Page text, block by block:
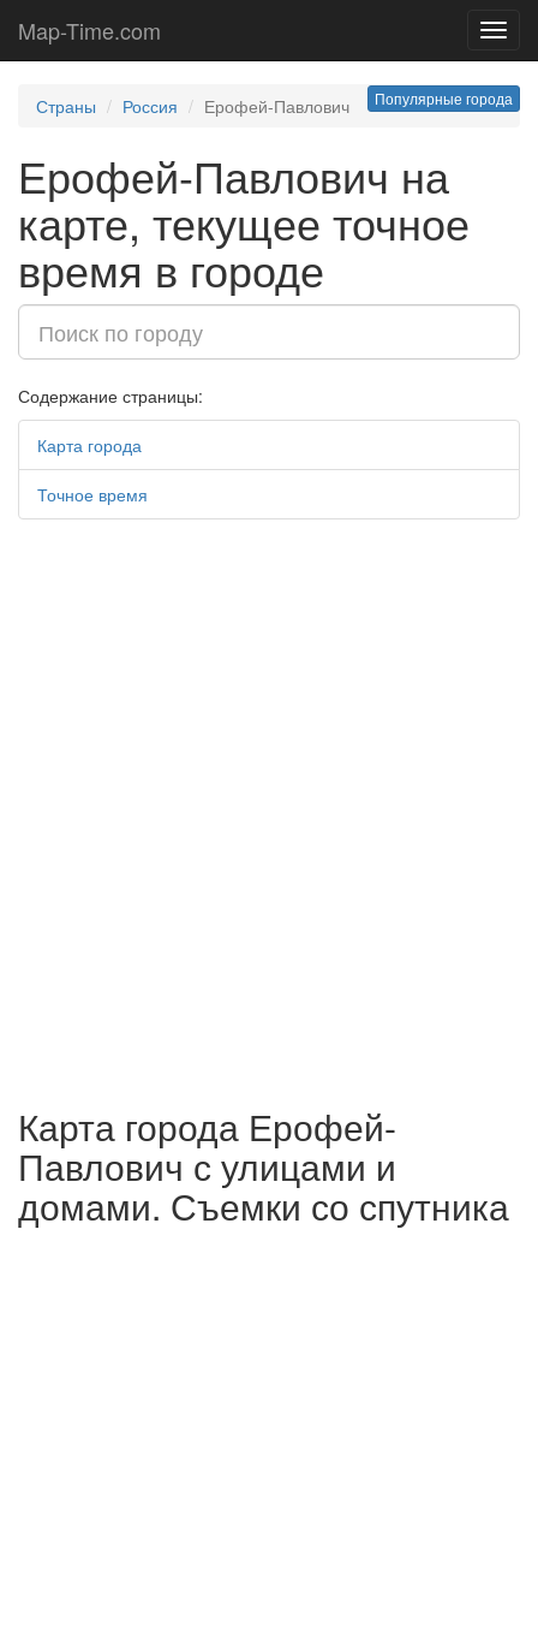
Map-Time.com
Популярные города
Страны Россия Ерофей-Павлович
Ерофей-Павлович на
карте, текущее точное
время в городе
Содержание страницы:
Карта города
Точное время
Карта города Ерофей-
Павлович с улицами и
домами. Съемки со спутника